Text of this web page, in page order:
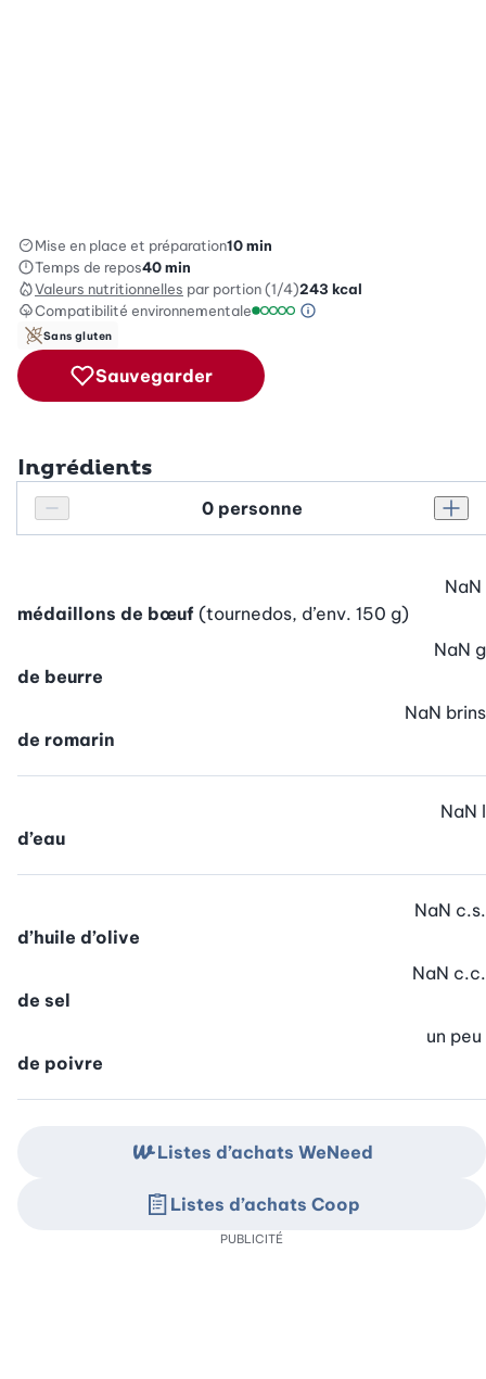
Mise en place et préparation10 min
Temps de repos40 min
Valeurs nutritionnelles par portion (1/4)243 kcal
Compatibilité environnementale
Information sur
Sans gluten
Sauvegarder
Ingrédients
Réduire le nombre de personnes
Personnes
médaillons de bœuf (tournedos, d’env. 150 g)
NaN
de beurre
NaN g
de romarin
NaN brins
d’eau
NaN l
d’huile d’olive
NaN c.s.
de sel
NaN c.c.
de poivre
un peu
Listes d’achats WeNeed
Listes d’achats Coop
PUBLICITÉ